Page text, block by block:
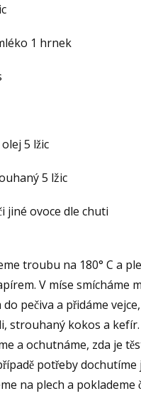
1 hrnek
5 lžic
5 lžic
jiné ovoce dle chuti
troubu na 180° C a
V míse smícháme
do pečiva a přidáme
strouhaný kokos a kefír.
a ochutnáme, zda je
potřeby dochutíme
na plech a poklademe